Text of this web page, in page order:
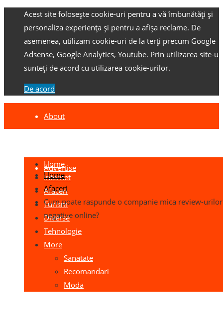
Acest site folosește cookie-uri pentru a vă îmbunătăți și
personaliza experiența și pentru a afișa reclame. De
asemenea, utilizam cookie-uri de la terți precum Google
Adsense, Google Analytics, Youtube. Prin utilizarea site-
sunteți de acord cu utilizarea cookie-urilor.
De acord
About
Advertise
Home
Internet
Afaceri
Turism
Diverse
Tehnologie
More
Sanatate
Recomandari
Moda
Home
Afaceri
Cum poate raspunde o companie mica review-urilor
negative online?